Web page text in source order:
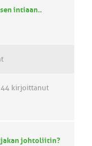
intiaan..
kirjoittanut
johtoliitin?